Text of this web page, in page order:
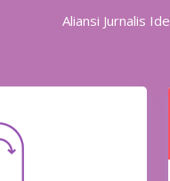
Aliansi Jurnalis